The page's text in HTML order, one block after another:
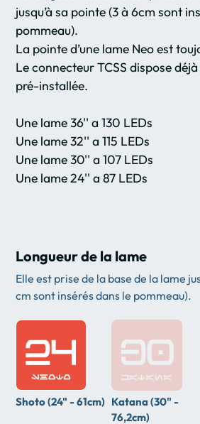
jusqu’à sa pointe (3 à 6cm sont
pommeau).
La pointe d’une lame Neo est
Le connecteur TCSS dispose
pré-installée.
Une lame 36'' a 130 LEDs
Une lame 32'' a 115 LEDs
Une lame 30'' a 107 LEDs
Une lame 24'' a 87 LEDs
Longueur de la lame
Elle est prise de la base de la lame
cm sont insérés dans le pommeau).
Shoto (24" - 61cm) Katana (30" -
76,2cm)